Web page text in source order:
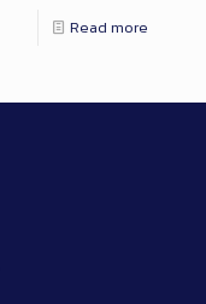
Read more